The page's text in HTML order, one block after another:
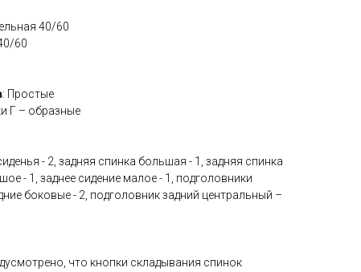
40/60
60
: Простые
Г – образные
- 2, задняя спинка большая - 1, задняя спинка
- 1, заднее сидение малое - 1, подголовники
боковые - 2, подголовник задний центральный –
что кнопки складывания спинок